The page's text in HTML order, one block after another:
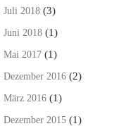
Juli 2018 (3)
Juni 2018 (1)
Mai 2017 (1)
Dezember 2016 (2)
März 2016 (1)
Dezember 2015 (1)